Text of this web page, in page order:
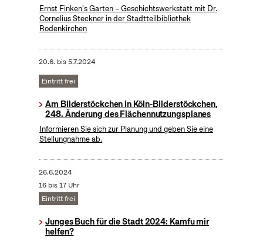
Ernst Finken's Garten – Geschichtswerkstatt mit Dr.
Cornelius Steckner in der Stadtteilbibliothek
Rodenkirchen
20.6. bis5.7.2024
Eintritt frei
Am Bilderstöckchen in Köln-Bilderstöckchen,
248. Änderung des Flächennutzungsplanes
Informieren Sie sich zur Planung und geben Sie eine
Stellungnahme ab.
26.6.2024
16 bis 17 Uhr
Eintritt frei
Junges Buch für die Stadt 2024: Kamfu mir
helfen?